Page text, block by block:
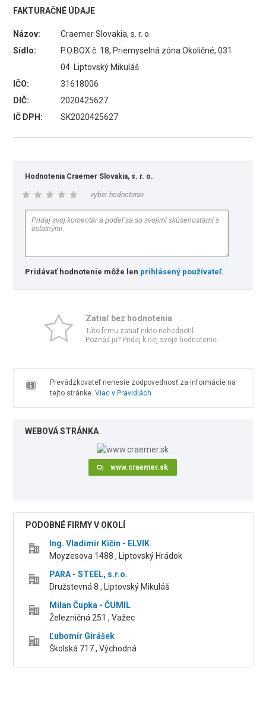
FAKTURAČNÉ ÚDAJE
Názov:
Craemer Slovakia, s. r. o.
Sídlo:
P.O.BOX č. 18, Priemyselná zóna Okoličné, 031
04 Liptovský Mikuláš
IČO:
31618006
DIČ:
2020425627
IČ DPH:
SK2020425627
Hodnotenia Craemer Slovakia, s. r. o.
vyber hodnotenie
Pridávať hodnotenie môže len prihlásený používateľ.
Zatiaľ bez hodnotenia
Túto firmu zatiaľ nikto nehodnotil.
Poznáš ju? Pridaj k nej svoje hodnotenie.
Prevádzkovateľ nenesie zodpovednosť za informácie na
tejto stránke. Viac v Pravidlách
WEBOVÁ STRÁNKA
www.craemer.sk
PODOBNÉ FIRMY V OKOLÍ
Ing. Vladimír Kičin - ELVIK
Moyzesova 1488 , Liptovský Hrádok
PARA - STEEL, s.r.o.
Družstevná 8 , Liptovský Mikuláš
Milan Čupka - ČUMIL
Železničná 251 , Važec
Ľubomír Girášek
Školská 717 , Východná